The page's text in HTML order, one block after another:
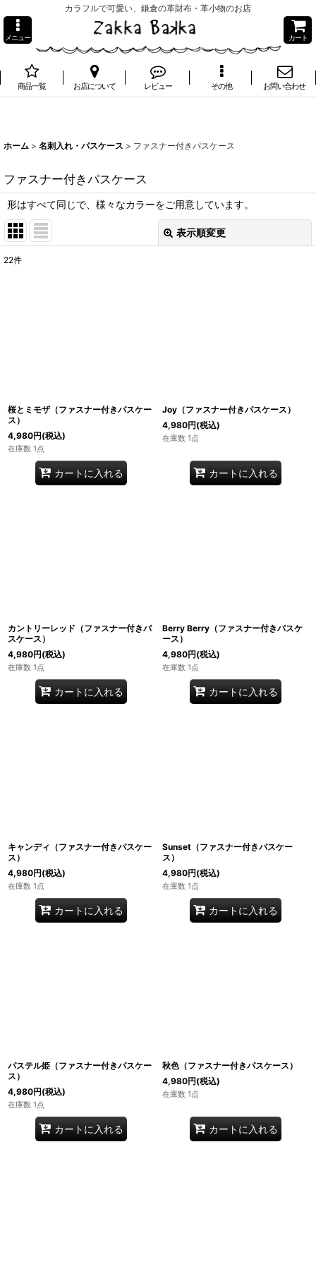
カラフルで可愛い、鎌倉の革財布・革小物のお店
メニュー カート
商品一覧 お店について レビュー その他 お問い合わせ
ホーム > 名刺入れ・パスケース > ファスナー付きパスケース
ファスナー付きパスケース
形はすべて同じで、様々なカラーをご用意しています。
表示順変更
22件
桜とミモザ（ファスナー付きパスケー
ス）
4,980円(税込)
在庫数 1点
カートに入れる
Joy（ファスナー付きパスケース）
4,980円(税込)
在庫数 1点
カートに入れる
カントリーレッド（ファスナー付きパ
スケース）
4,980円(税込)
在庫数 1点
カートに入れる
Berry Berry（ファスナー付きパスケ
ース）
4,980円(税込)
在庫数 1点
カートに入れる
キャンディ（ファスナー付きパスケー
ス）
4,980円(税込)
在庫数 1点
カートに入れる
Sunset（ファスナー付きパスケー
ス）
4,980円(税込)
在庫数 1点
カートに入れる
パステル姫（ファスナー付きパスケー
ス）
4,980円(税込)
在庫数 1点
カートに入れる
秋色（ファスナー付きパスケース）
4,980円(税込)
在庫数 1点
カートに入れる